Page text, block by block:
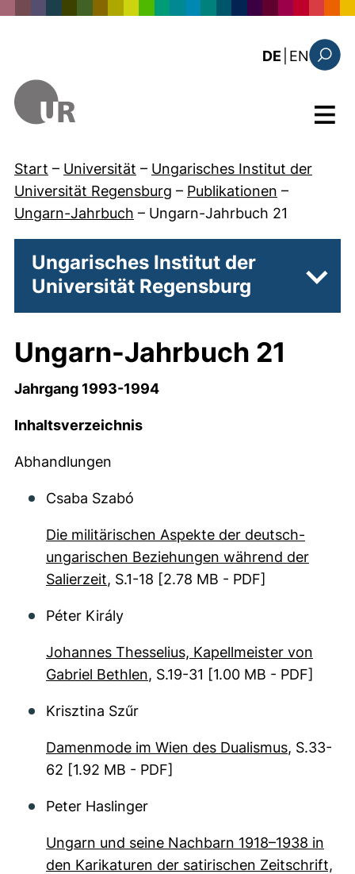
DE EN: the
Menü
Start – Universität – Ungarisches Institut der
Universität Regensburg – Publikationen –
Ungarn-Jahrbuch – Ungarn-Jahrbuch 21
Ungarisches Institut der
Universität Regensburg
Ungarn-Jahrbuch 21
Jahrgang 1993-1994
Inhaltsverzeichnis
Abhandlungen
Csaba Szabó
Die militärischen Aspekte der deutsch-
ungarischen Beziehungen während der
Salierzeit, S.1-18 [2.78 MB - PDF]
Péter Király
Johannes Thesselius, Kapellmeister von
Gabriel Bethlen, S.19-31 [1.00 MB - PDF]
Krisztina Szűr
Damenmode im Wien des Dualismus, S.33-
62 [1.92 MB - PDF]
Peter Haslinger
Ungarn und seine Nachbarn 1918–1938 in
den Karikaturen der satirischen Zeitschrift,